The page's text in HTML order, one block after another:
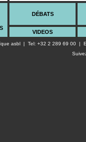
difficultés de l’engagement
changement, le manque
revisite le patrimoine
dresse une sorte d’état
temps.
DÉBATS
VIDEOS
asbl| Tel: +32 2 289 69 00 |